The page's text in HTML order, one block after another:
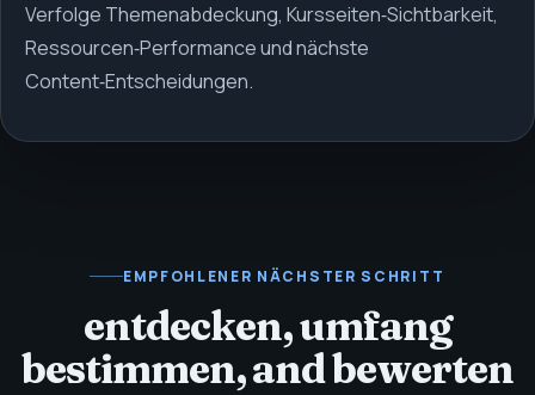
Verfolge Themenabdeckung, Kursseiten‑Sichtbarkeit,
Ressourcen‑Performance und nächste
Content‑Entscheidungen.
EMPFOHLENER NÄCHSTER SCHRITT
entdecken, umfang
bestimmen, and bewerten